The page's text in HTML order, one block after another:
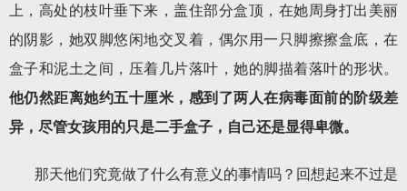
上，高处的枝叶垂下来，盖住部分盒顶，在她周身打出美丽
的阴影，她双脚悠闲地交叉着，偶尔用一只脚擦擦盒底，在
盒子和泥土之间，压着几片落叶，她的脚描着落叶的形状。
他仍然距离她约五十厘米，感到了两人在病毒面前的阶级差
异，尽管女孩用的只是二手盒子，自己还是显得卑微。
那天他们究竟做了什么有意义的事情吗？回想起来不过是